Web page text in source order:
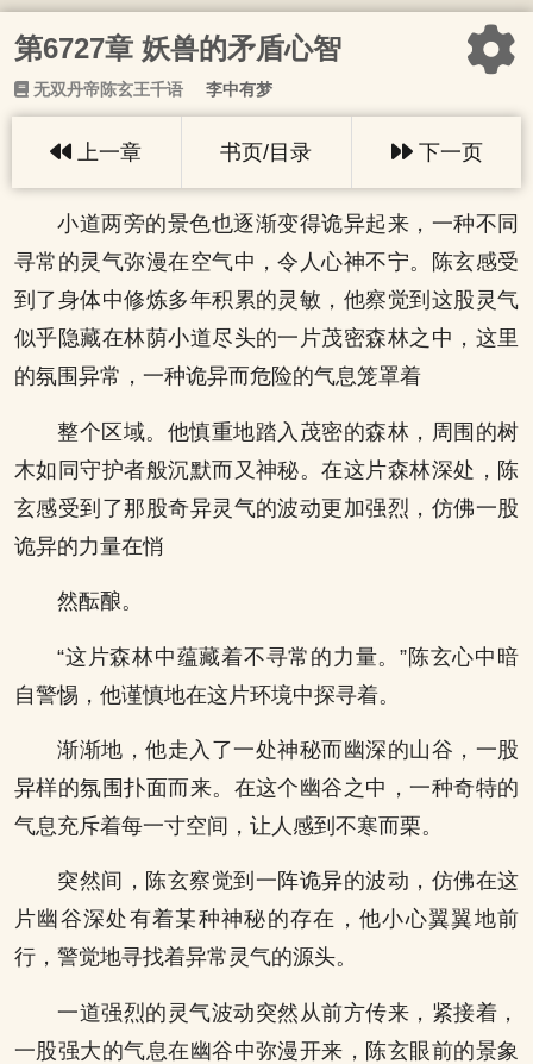
第6727章 妖兽的矛盾心智
无双丹帝陈玄王千语 李中有梦
上一章 书页/目录 下一页
小道两旁的景色也逐渐变得诡异起来，一种不同
寻常的灵气弥漫在空气中，令人心神不宁。陈玄感受
到了身体中修炼多年积累的灵敏，他察觉到这股灵气
似乎隐藏在林荫小道尽头的一片茂密森林之中，这里
的氛围异常，一种诡异而危险的气息笼罩着
整个区域。他慎重地踏入茂密的森林，周围的树
木如同守护者般沉默而又神秘。在这片森林深处，陈
玄感受到了那股奇异灵气的波动更加强烈，仿佛一股
诡异的力量在悄
然酝酿。
“这片森林中蕴藏着不寻常的力量。”陈玄心中暗
自警惕，他谨慎地在这片环境中探寻着。
渐渐地，他走入了一处神秘而幽深的山谷，一股
异样的氛围扑面而来。在这个幽谷之中，一种奇特的
气息充斥着每一寸空间，让人感到不寒而栗。
突然间，陈玄察觉到一阵诡异的波动，仿佛在这
片幽谷深处有着某种神秘的存在，他小心翼翼地前
行，警觉地寻找着异常灵气的源头。
一道强烈的灵气波动突然从前方传来，紧接着，
一股强大的气息在幽谷中弥漫开来，陈玄眼前的景象